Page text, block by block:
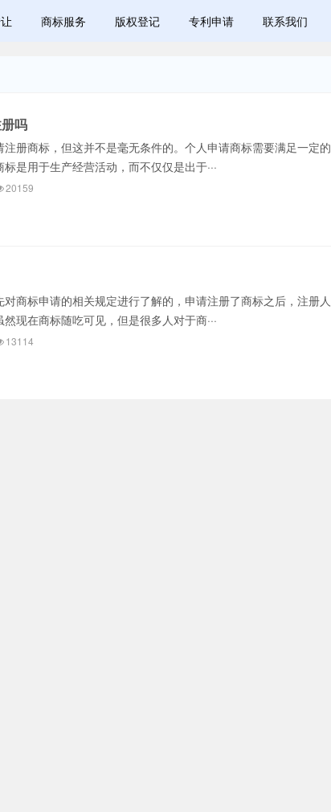
商标服务 版权登记 专利申请 联系我们
吗
商标，但这并不是毫无条件的。个人申请商标需要满足一定的
是用于生产经营活动，而不仅仅是出于···
20159
标申请的相关规定进行了解的，申请注册了商标之后，注册人
现在商标随吃可见，但是很多人对于商···
13114